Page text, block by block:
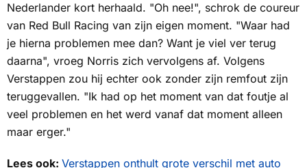
Nederlander kort herhaald. "Oh nee!", schrok de coureur
van Red Bull Racing van zijn eigen moment. "Waar had
je hierna problemen mee dan? Want je viel ver terug
daarna", vroeg Norris zich vervolgens af. Volgens
Verstappen zou hij echter ook zonder zijn remfout zijn
teruggevallen. "Ik had op het moment van dat foutje al
veel problemen en het werd vanaf dat moment alleen
maar erger."
Lees ook: Verstappen onthult grote verschil met auto